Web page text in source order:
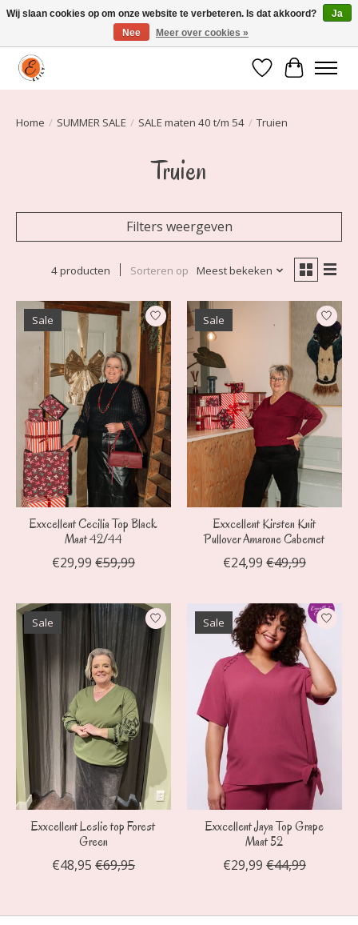
Elily is er om jou te laten stralen! Mode vanaf maat 34 t/m 54
Verlanglijst
Home / SUMMER SALE / SALE maten 40 t/m 54 / Truien
Truien
Filters weergeven
4 producten Sorteren op Meest bekeken
Sale
Exxcellent Cecilia Top Black
Maat 42/44
€29,99 €59,99
Sale
Exxcellent Kirsten Knit
Pullover Amarone Cabernet
€24,99 €49,99
Sale
Exxcellent Leslie top Forest
Green
€48,95 €69,95
Sale
Exxcellent Jaya Top Grape
Maat 52
€29,99 €44,99
Wij slaan cookies op om onze website te verbeteren. Is dat akkoord?
Ja
Nee
Meer over cookies »